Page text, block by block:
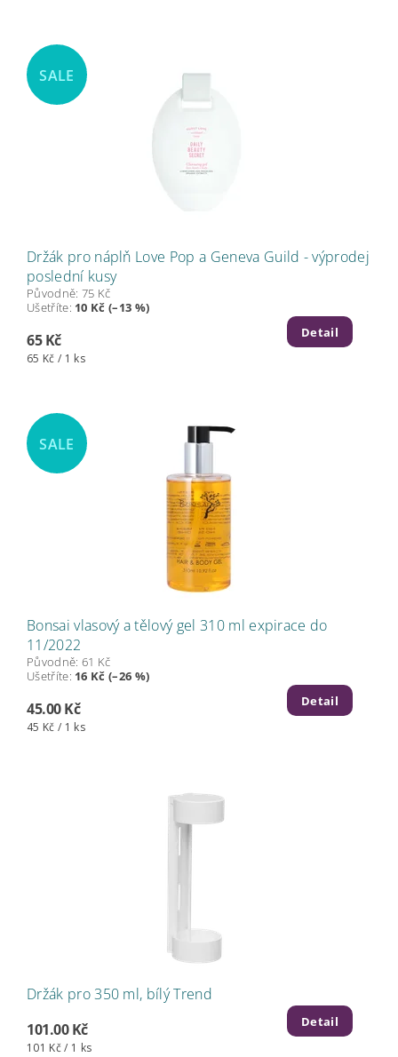
SALE
Držák pro náplň Love Pop a Geneva Guild - výprodej
poslední kusy
Původně: 75 Kč
Ušetříte: 10 Kč (–13 %)
65 Kč
65 Kč / 1 ks
Detail
SALE
Bonsai vlasový a tělový gel 310 ml expirace do
11/2022
Původně: 61 Kč
Ušetříte: 16 Kč (–26 %)
45.00 Kč
45 Kč / 1 ks
Detail
Držák pro 350 ml, bílý Trend
101.00 Kč
101 Kč / 1 ks
Detail